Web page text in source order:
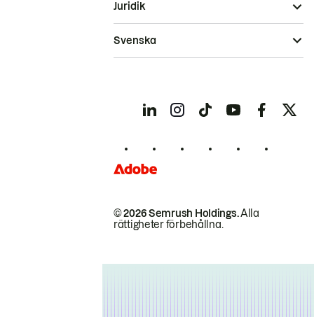
© 2026 Semrush Holdings.Alla
rättigheter förbehållna.
Juridik
Svenska